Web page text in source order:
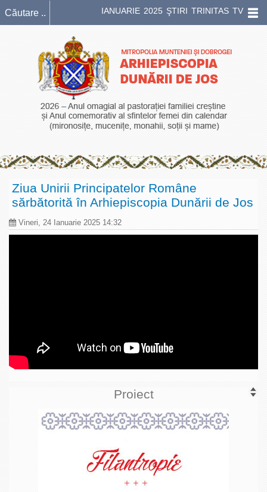
IANUARIE 2025 ŞTIRI TRINITAS TV
Ziua Unirii Principatelor Române
sărbătorită în Arhiepiscopia Dunării de Jos
Vineri, 24 Ianuarie 2025 14:32
Proiect